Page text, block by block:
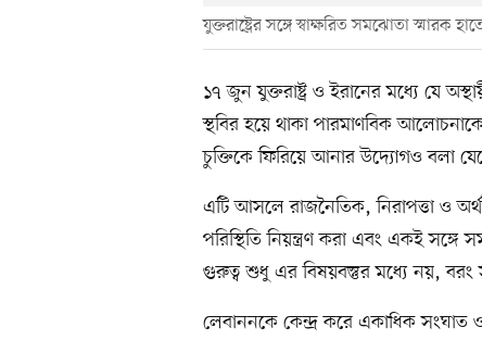
যুক্তরাষ্ট্রের সঙ্গে স্বাক্ষরিত সমঝোতা স্মারক
১৭ জুন যুক্তরাষ্ট্র ও ইরানের মধ্যে যে
স্থবির হয়ে থাকা পারমাণবিক
চুক্তিকে ফিরিয়ে আনার উদ্যোগও বলা
এটি আসলে রাজনৈতিক, নিরাপত্তা ও
পরিস্থিতি নিয়ন্ত্রণ করা এবং একই সঙ্গে
গুরুত্ব শুধু এর বিষয়বস্তুর মধ্যে নয়, বরং
লেবাননকে কেন্দ্র করে একাধিক সংঘাত